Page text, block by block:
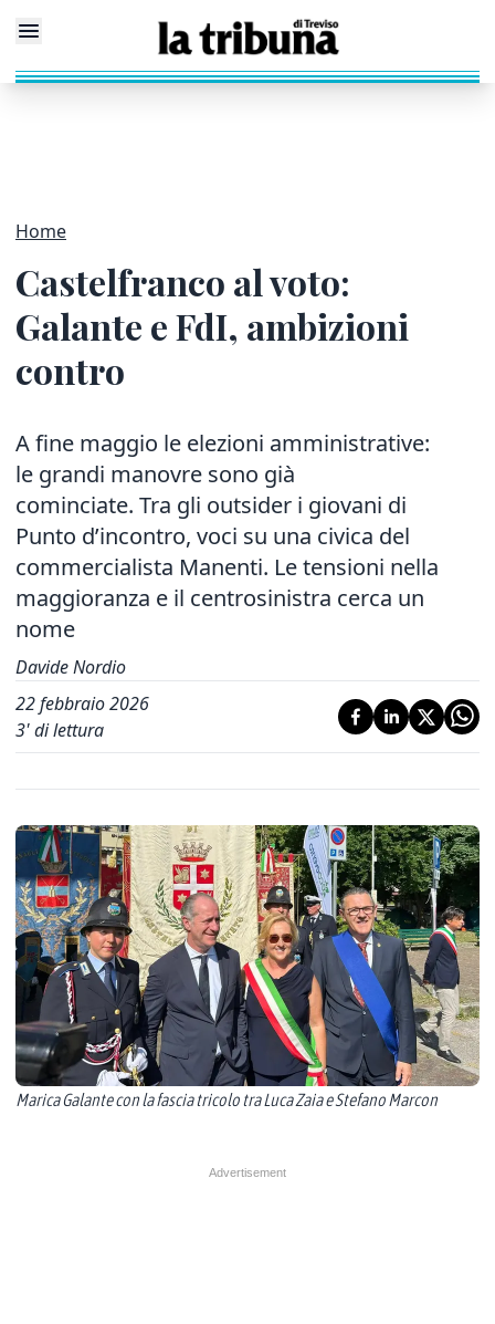
Home
Castelfranco al voto:
Galante e FdI, ambizioni
contro
A fine maggio le elezioni amministrative:
le grandi manovre sono già
cominciate. Tra gli outsider i giovani di
Punto d’incontro, voci su una civica del
commercialista Manenti. Le tensioni nella
maggioranza e il centrosinistra cerca un
nome
Davide Nordio
22 febbraio 2026
3' di lettura
Marica Galante con la fascia tricolo tra Luca Zaia e Stefano Marcon